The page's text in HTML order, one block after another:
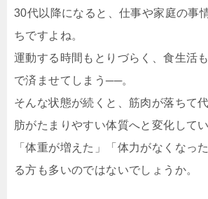
30代以降になると、仕事や家庭の事
ちですよね。
運動する時間もとりづらく、食生活
で済ませてしまう──。
そんな状態が続くと、筋肉が落ちて
肪がたまりやすい体質へと変化してい
「体重が増えた」「体力がなくなっ
る方も多いのではないでしょうか。